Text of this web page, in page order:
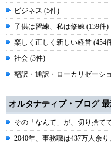
ビジネス (5件)
子供は習練、私は修練 (139件)
楽しく正しく新しい経営 (454
社会 (3件)
翻訳・通訳・ローカリゼーシ
オルタナティブ・ブログ
その「なんて」が、切り捨て
2040年、事務職は437万人余